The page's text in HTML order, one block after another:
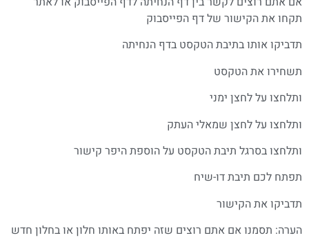
תקחו את הקישור של דף הפייסבוק
תדביקו אותו בתיבת הטקסט בדף הנחיתה
תשחירו את הטקסט
ותלחצו על לחצן ימני
ותלחצו על לחצן שמאלי העתק
ותלחצו בסרגל תיבת הטקסט על הוספת היפר קישור
תפתח לכם תיבת דו-שיח
תדביקו את הקישור
הערה: תסמנו אם אתם רוצים שזה יפתח באותו חלון או בחלון חדש